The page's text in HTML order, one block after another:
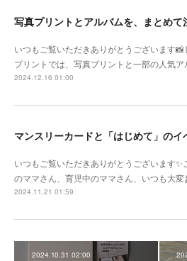
いつもご覧いただきありがとうございます📸
プリントでは、写真プリントと一部の人気
2024.12.16 01:00
いつもご覧いただきありがとうございます✨
のママさん、育児中のママさん、いつも大
2024.11.21 01:59
2024.10.31 02:00